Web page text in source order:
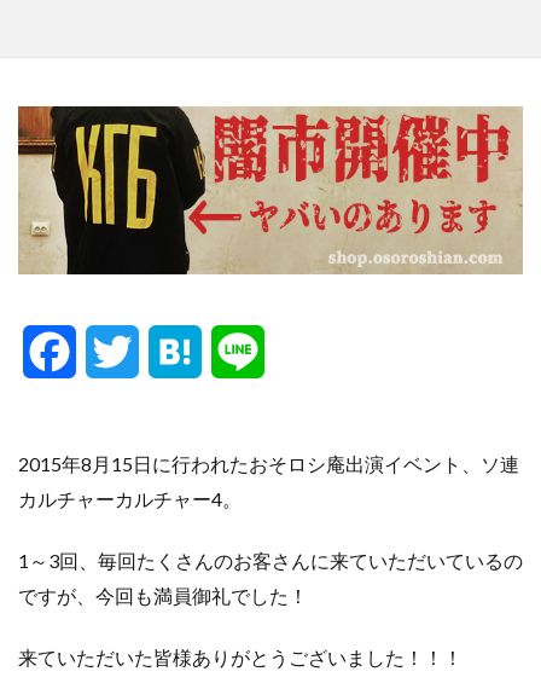
c
e
b
o
i
t
t
r
t
n
n
2015年8月15日に行われたおそロシ庵出演イベント、ソ連
カルチャーカルチャー4。
1～3回、毎回たくさんのお客さんに来ていただいているの
ですが、今回も満員御礼でした！
来ていただいた皆様ありがとうございました！！！